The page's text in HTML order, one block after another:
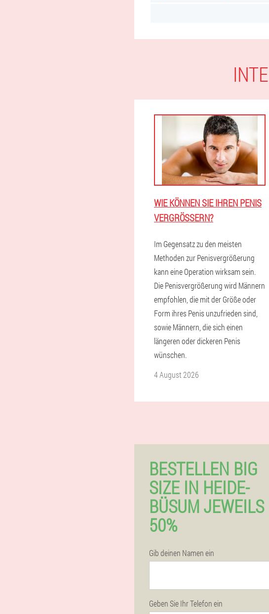
WIE KÖNNEN SIE IHREN PENIS
VERGRÖSSERN?
Im Gegensatz zu den meisten
Methoden zur Penisvergrößerung
kann eine Operation wirksam sein.
Die Penisvergrößerung wird Männern
empfohlen, die mit der Größe oder
Form ihres Penis unzufrieden sind,
sowie Männern, die sich einen
längeren oder dickeren Penis
wünschen.
4 August 2026
BESTELLEN BIG
SIZE IN HEIDE-
BÜSUM JEWEILS
50%
Gib deinen Namen ein
Geben Sie Ihr Telefon ein